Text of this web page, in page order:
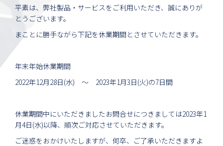
平素は、弊社製品・サービスをご利用いただき、誠にありが
とうございます。
まことに勝手ながら下記を休業期間とさせていただきます。
年末年始休業期間
2022年12月28日(水) ～ 2023年1月3日(火)の7日間
休業期間中にいただきましたお問合せにつきましては2023年1
月4日(水)以降、順次ご対応させていただきます。
ご迷惑をおかけいたしますが、何卒、ご了承いただきますよ